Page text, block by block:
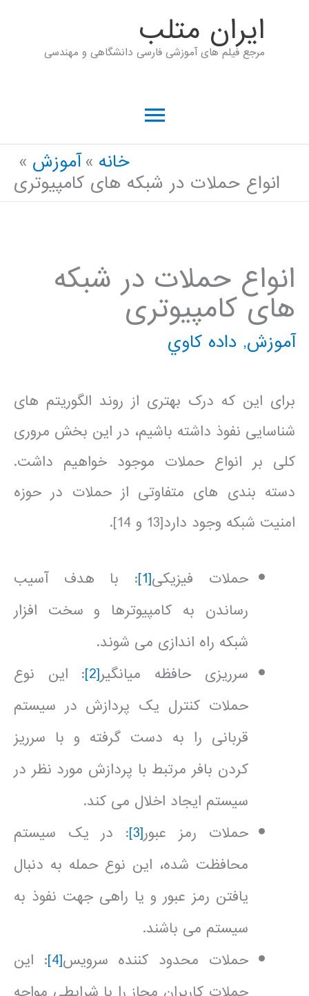
ايران متلب
مرجع فیلم های آموزشی فارسی دانشگاهی و مهندسی
فهرست
اصلی
خانه
آموزش
انواع حملات در شبکه های کامپیوتری
انواع حملات در شبکه
های کامپیوتری
آموزش, داده كاوي
برای این که درک بهتری از روند الگوریتم های
شناسایی نفوذ داشته باشیم، در این بخش مروری
کلی بر انواع حملات موجود خواهیم داشت.
دسته بندی های متفاوتی از حملات در حوزه
امنیت شبکه وجود دارد[13 و 14].
حملات فیزیکی[1] : با هدف آسیب
رساندن به کامپیوترها و سخت افزار
شبکه راه اندازی می شوند.
سرریزی حافظه میانگیر[2] : این نوع
حملات کنترل یک پردازش در سیستم
قربانی را به دست گرفته و با سرریز
کردن بافر مرتبط با پردازش مورد نظر در
سیستم ایجاد اخلال می کند.
حملات رمز عبور[3] : در یک سیستم
محافظت شده، این نوع حمله به دنبال
یافتن رمز عبور و یا راهی جهت نفوذ به
سیستم می باشند.
حملات محدود کننده سرویس[4] : این